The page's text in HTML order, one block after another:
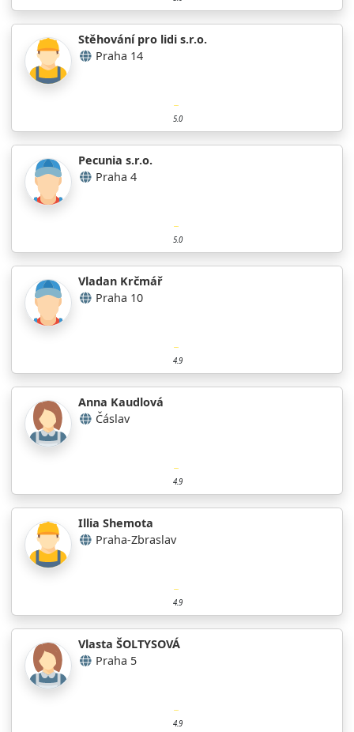
Stěhování pro lidi s.r.o.
Praha 14
5.0
Pecunia s.r.o.
Praha 4
5.0
Vladan Krčmář
Praha 10
4.9
Anna Kaudlová
Čáslav
4.9
Illia Shemota
Praha-Zbraslav
4.9
Vlasta ŠOLTYSOVÁ
Praha 5
4.9